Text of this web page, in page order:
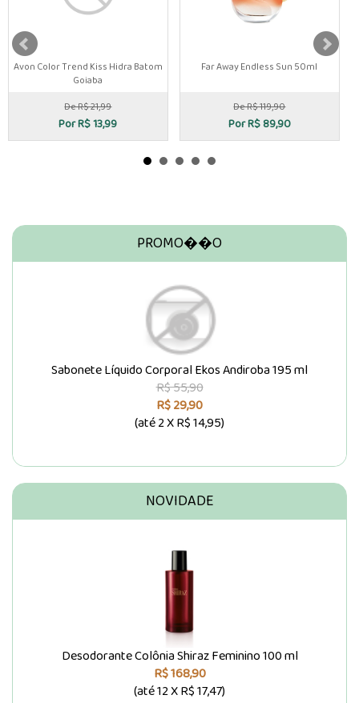
Avon Color Trend Kiss Hidra Batom
Goiaba
De R$ 21,99
Por R$13,99
Far Away Endless Sun 50ml
De R$ 119,90
Por R$89,90
PROMO��O
Sabonete Líquido Corporal Ekos Andiroba 195 ml
R$ 55,90
R$ 29,90
(até2 X R$ 14,95)
NOVIDADE
Desodorante Colônia Shiraz Feminino 100 ml
R$ 168,90
(até12 X R$ 17,47)